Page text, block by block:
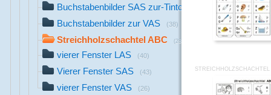
Buchstabenbilder SAS zur-Tinto-Fibel (38)
Buchstabenbilder zur VAS (38)
Streichholzschachtel ABC (28)
vierer Fenster LAS (40)
Vierer Fenster SAS (43)
vierer Fenster VAS (26)